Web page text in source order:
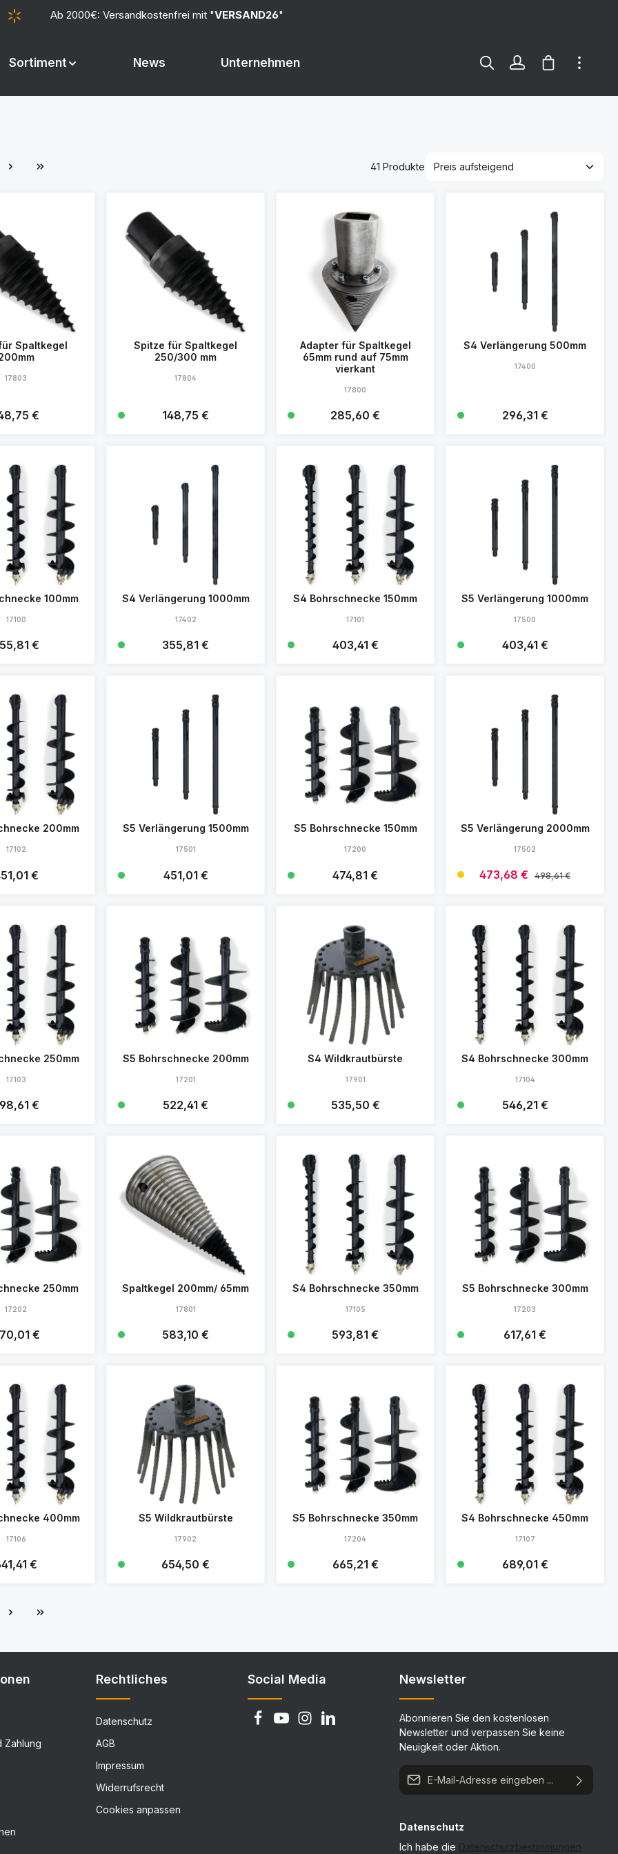
Ab 2000€: Versandkostenfrei mit "VERSAND26"
Sortiment News Unternehmen Warenkorb
41 Produkte
Spaltkegel
17803
Preis:
€
Spitze für Spaltkegel
250/300 mm
17804
Regulärer Preis:
148,75 €
Adapter für Spaltkegel
65mm rund auf 75mm
vierkant
17800
Regulärer Preis:
285,60 €
S4 Verlängerung 500mm
17400
Regulärer Preis:
296,31 €
100mm
17100
Preis:
€
S4 Verlängerung 1000mm
17402
Regulärer Preis:
355,81 €
S4 Bohrschnecke 150mm
17101
Regulärer Preis:
403,41 €
S5 Verlängerung 1000mm
17500
Regulärer Preis:
403,41 €
200mm
17102
Preis:
€
S5 Verlängerung 1500mm
17501
Regulärer Preis:
451,01 €
S5 Bohrschnecke 150mm
17200
Regulärer Preis:
474,81 €
S5 Verlängerung 2000mm
17502
Verkaufspreis:
473,68 € Regulärer Preis:
498,61 €
250mm
17103
Preis:
€
S5 Bohrschnecke 200mm
17201
Regulärer Preis:
522,41 €
S4 Wildkrautbürste
17901
Regulärer Preis:
535,50 €
S4 Bohrschnecke 300mm
17104
Regulärer Preis:
546,21 €
250mm
17202
Preis:
€
Spaltkegel 200mm/ 65mm
17801
Regulärer Preis:
583,10 €
S4 Bohrschnecke 350mm
17105
Regulärer Preis:
593,81 €
S5 Bohrschnecke 300mm
17203
Regulärer Preis:
617,61 €
400mm
17106
Preis:
€
Details
S5 Wildkrautbürste
17902
Regulärer Preis:
654,50 €
S5 Bohrschnecke 350mm
17204
Regulärer Preis:
665,21 €
S4 Bohrschnecke 450mm
17107
Regulärer Preis:
689,01 €
Zahlung
Rechtliches
Datenschutz
AGB
Impressum
Widerrufsrecht
Cookies anpassen
Social Media Newsletter
Abonnieren Sie den kostenlosen
Newsletter und verpassen Sie keine
Neuigkeit oder Aktion.
E-Mail-Adresse*
Datenschutz
Ich habe die Datenschutzbestimmungen